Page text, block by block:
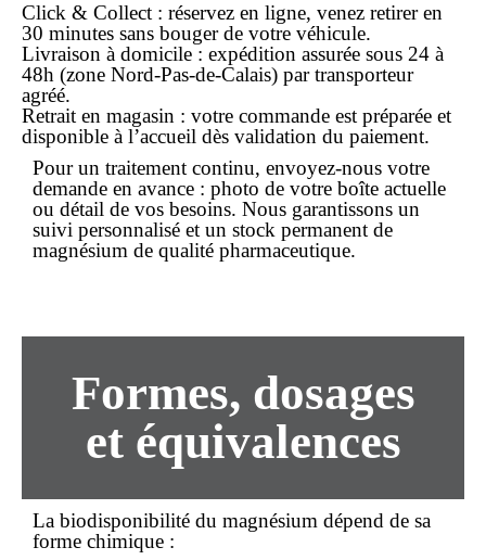
Click & Collect : réservez en ligne, venez retirer en
30 minutes sans bouger de votre véhicule.
Livraison à domicile : expédition assurée sous 24 à
48h (zone Nord-Pas-de-Calais) par transporteur
agréé.
Retrait en magasin : votre commande est préparée et
disponible à l’accueil dès validation du paiement.
Pour un traitement continu, envoyez-nous votre
demande en avance : photo de votre boîte actuelle
ou détail de vos besoins. Nous garantissons un
suivi personnalisé et un stock permanent de
magnésium de qualité pharmaceutique.
Formes, dosages
et équivalences
La biodisponibilité du magnésium dépend de sa
forme chimique :